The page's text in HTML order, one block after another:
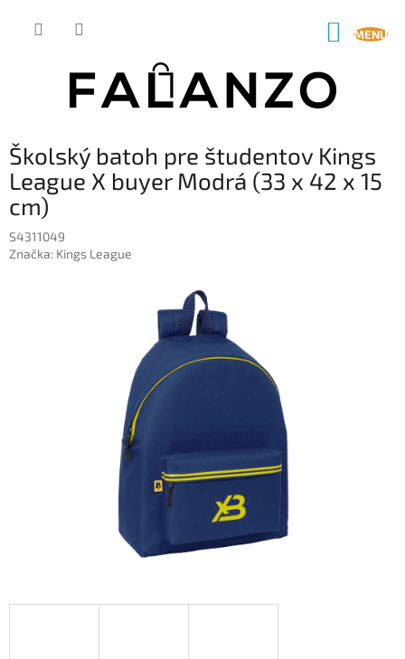
Školský batoh pre študentov Kings
League X buyer Modrá (33 x 42 x 15
cm)
S4311049
Značka: Kings League